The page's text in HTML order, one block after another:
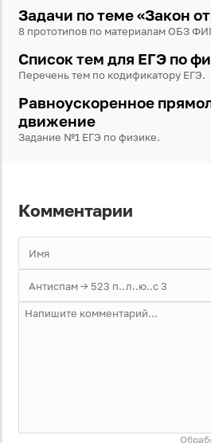
Задачи по теме «Закон
8 прототипов по материалам ОБЗ
Список тем для ЕГЭ по
Перечень тем по кодификатору ЕГЭ.
Равноускоренное
движение
Задание №1 ЕГЭ по физике.
Комментарии